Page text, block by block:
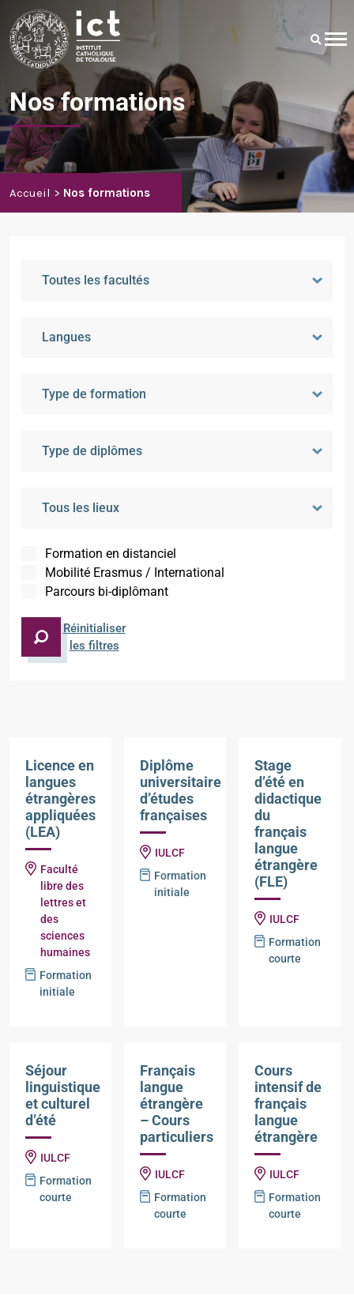
Accueil Nos formations
Nos formations
Formation en distanciel
Mobilité Erasmus / International
Parcours bi-diplômant
Réinitialiser
les filtres
Licence en
langues
étrangères
appliquées
(LEA)
Faculté
libre des
lettres et
des
sciences
humaines
Formation
initiale
Diplôme
universitaire
d’études
françaises
IULCF
Formation
initiale
Stage
d’été en
didactique
du
français
langue
étrangère
(FLE)
IULCF
Formation
courte
Séjour
linguistique
et culturel
d’été
IULCF
Formation
courte
Français
langue
étrangère
– Cours
particuliers
IULCF
Formation
courte
Cours
intensif de
français
langue
étrangère
IULCF
Formation
courte